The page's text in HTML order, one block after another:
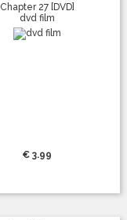
Chapter 27 [DVD]
dvd film
€ 3.99